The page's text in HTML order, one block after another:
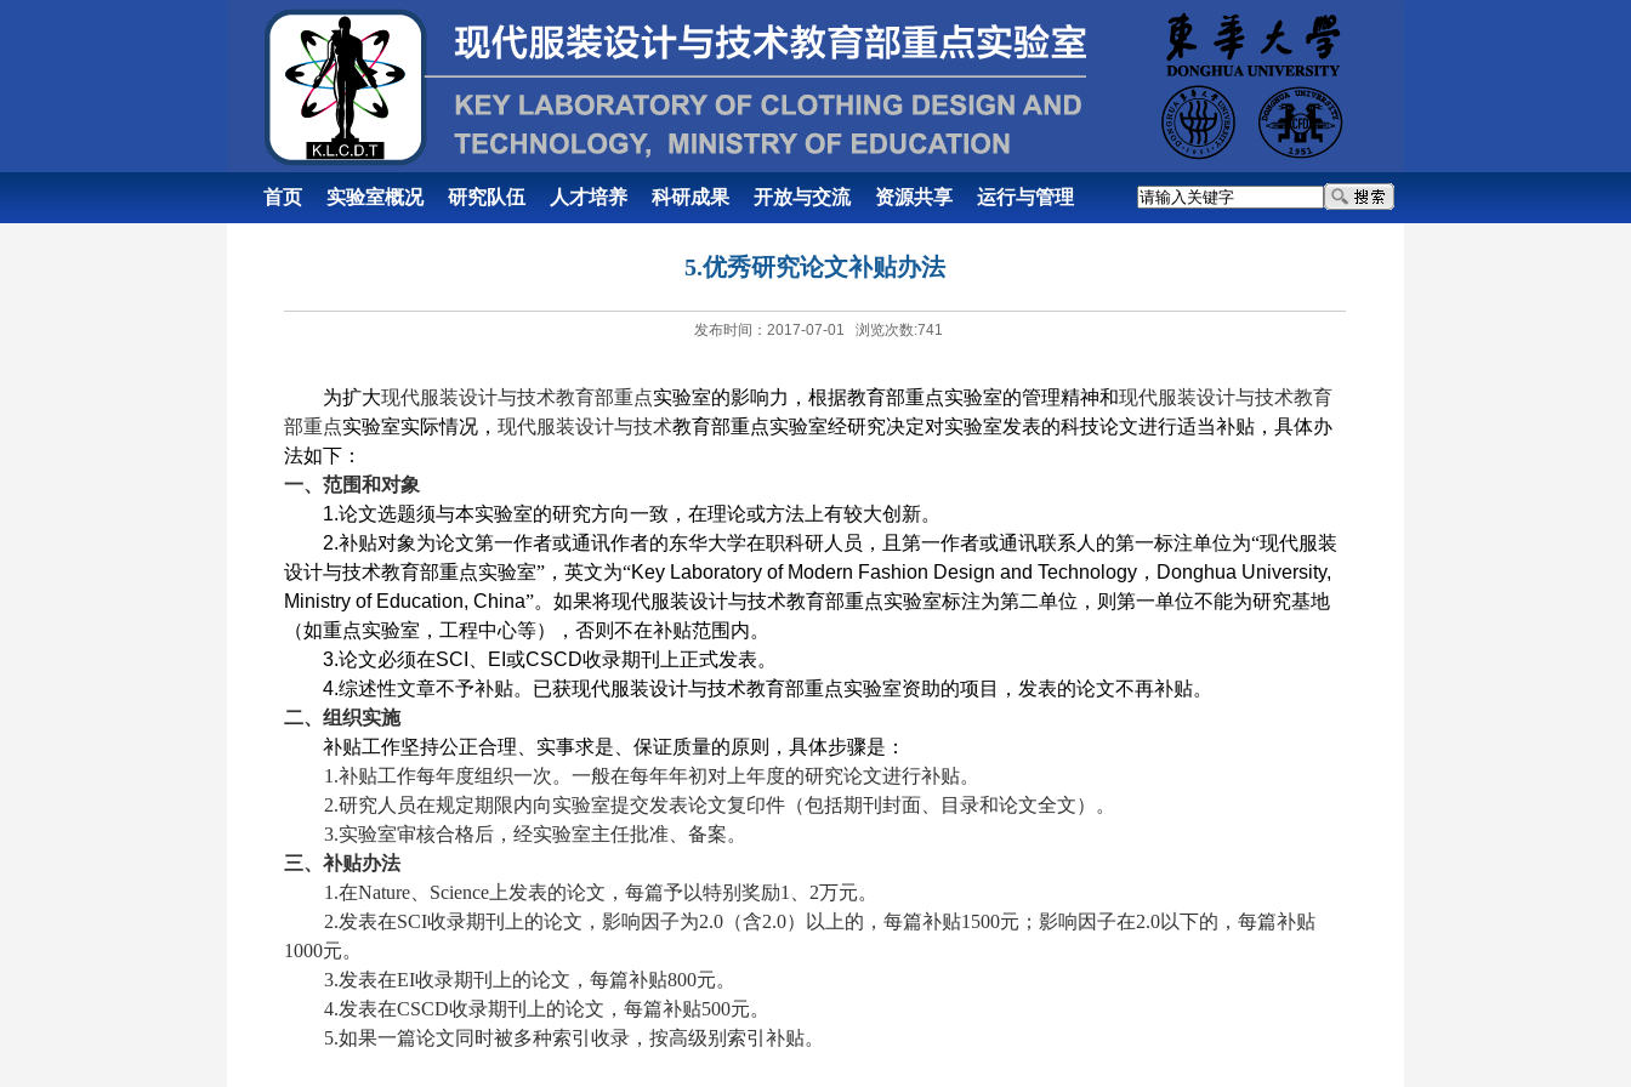
首页 实验室概况 研究队伍 人才培养 科研成果 开放与交流 资源共享 运行与管理
5.优秀研究论文补贴办法
发布时间：2017-07-01 浏览次数:741
为扩大现代服装设计与技术教育部重点实验室的影响力，根据教育部重点实验室的管理精神和现代服装设计与技术教育
部重点实验室实际情况， 现代服装设计与技术教育部重点实验室经研究决定对实验室发表的科技论文进行适当补贴，具体办
法如下：
一、范围和对象
1.论文选题须与本实验室的研究方向一致，在理论或方法上有较大创新。
2.补贴对象为论文第一作者或通讯作者的东华大学在职科研人员，且第一作者或通讯联系人的第一标注单位为“现代服装
设计与技术教育部重点实验室” ，英文为“Key Laboratory of Modern Fashion Design and Technology ， Donghua University,
Ministry of Education, China”。如果将现代服装设计与技术教育部重点实验室标注为第二单位，则第一单位不能为研究基地
（如重点实验室，工程中心等），否则不在补贴范围内。
3.论文必须在SCI EI 或CSCD收录期刊上正式发表。
4.综述性文章不予补贴。已获现代服装设计与技术教育部重点实验室资助的项目，发表的论文不再补贴。
二、组织实施
补贴工作坚持公正合理、实事求是、保证质量的原则，具体步骤是：
1.补贴工作每年度组织一次。一般在每年年初对上年度的研究论文进行补贴。
2.研究人员在规定期限内向实验室提交发表论文复印件（包括期刊封面、目录和论文全文）。
3.实验室审核合格后，经实验室主任批准、备案。
三、补贴办法
1.在Nature Science 上发表的论文，每篇予以特别奖励1 2万元。
2.发表在SCI收录期刊上的论文，影响因子为2.0 （含2.0）以上的，每篇补贴1500元；影响因子在2.0以下的，每篇补贴
1000元。
3.发表在EI收录期刊上的论文，每篇补贴800元。
4.发表在CSCD收录期刊上的论文，每篇补贴500元。
5.如果一篇论文同时被多种索引收录，按高级别索引补贴。